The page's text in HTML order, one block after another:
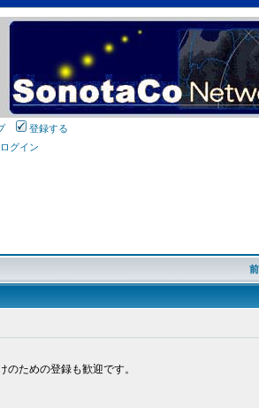
登録する
ログイン
のための登録も歓迎です。